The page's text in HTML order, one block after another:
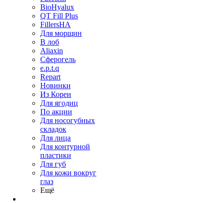
BioHyalux
QT Fill Plus
FillersHA
Для морщин
В лоб
Aliaxin
Сферогель
e.p.t.q
Repart
Новинки
Из Кореи
Для ягодиц
По акции
Для носогубных
складок
Для лица
Для контурной
пластики
Для губ
Для кожи вокруг
глаз
Ещё